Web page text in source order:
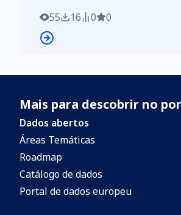
55 16 0 0
Mais para descobrir no
Dados abertos
Áreas Temáticas
Roadmap
Catálogo de dados
Portal de dados europeu